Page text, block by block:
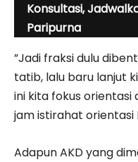
Konsultasi,
Paripurna
”Jadi fraksi dulu
tatib, lalu baru lanjut
ini kita fokus orientasi
jam istirahat orientasi
Adapun AKD yang